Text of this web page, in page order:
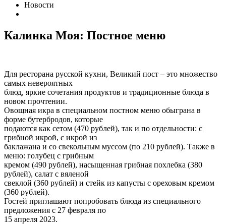
Новости
Калинка Моя: Постное меню
Для ресторана русской кухни, Великий пост – это множество
самых невероятных
блюд, яркие сочетания продуктов и традиционные блюда в
новом прочтении.
Овощная икра в специальном постном меню обыграна в
форме бутербродов, которые
подаются как сетом (470 рублей), так и по отдельности: с
грибной икрой, с икрой из
баклажана и со свекольным муссом (по 210 рублей). Также в
меню: голубец с грибным
кремом (490 рублей), насыщенная грибная похлебка (380
рублей), салат с вяленой
свеклой (360 рублей) и стейк из капусты с ореховым кремом
(360 рублей).
Гостей приглашают попробовать блюда из специального
предложения с 27 февраля по
15 апреля 2023.